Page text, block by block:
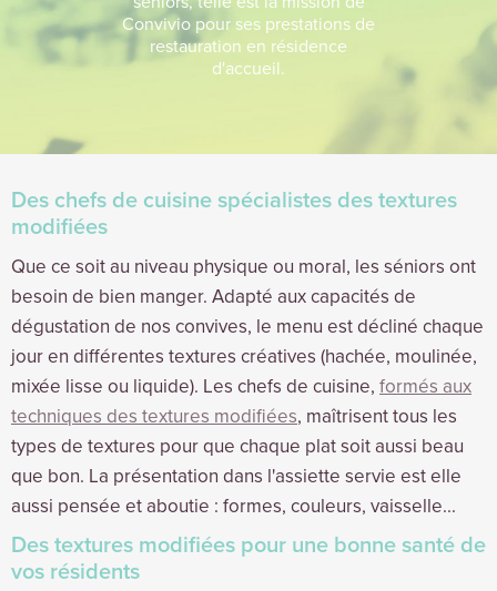
Convivio pour ses prestations de
restauration en résidence
d'accueil.
Des chefs de cuisine spécialistes des textures
modifiées
Que ce soit au niveau physique ou moral, les séniors ont
besoin de bien manger. Adapté aux capacités de
dégustation de nos convives, le menu est décliné chaque
jour en différentes textures créatives (hachée, moulinée,
mixée lisse ou liquide). Les chefs de cuisine, formés aux
techniques des textures modifiées, maîtrisent tous les
types de textures pour que chaque plat soit aussi beau
que bon. La présentation dans l'assiette servie est elle
aussi pensée et aboutie : formes, couleurs, vaisselle...
Des textures modifiées pour une bonne santé de
vos résidents